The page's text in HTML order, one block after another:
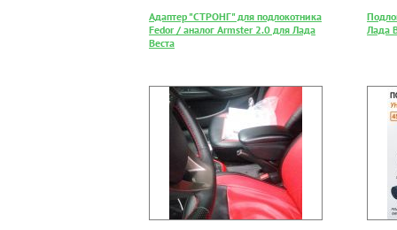
Адаптер "СТРОНГ" для подлокотника
Fedor / аналог Armster 2.0 для Лада
Веста
Лада